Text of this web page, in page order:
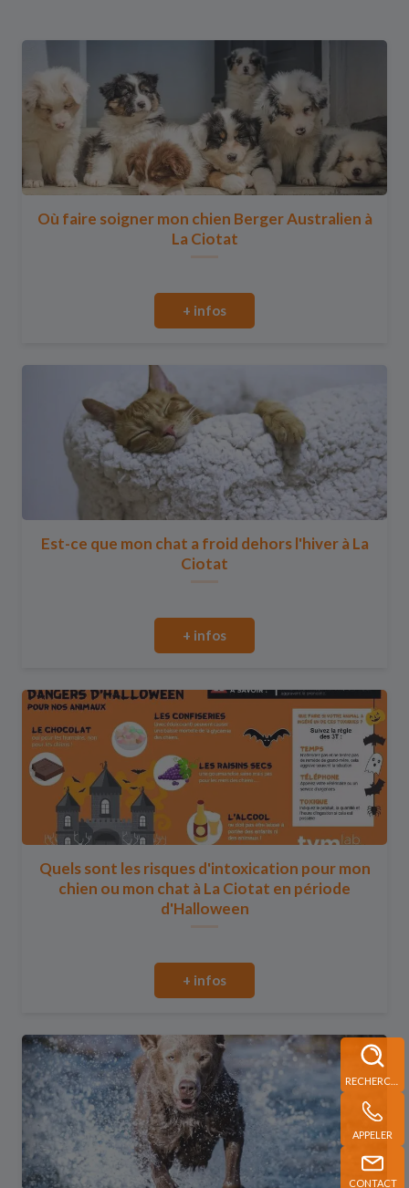
APPELER
CONTACT
Où faire soigner mon chien Berger Australien à
La Ciotat
+ infos
Est-ce que mon chat a froid dehors l'hiver à La
Ciotat
+ infos
Quels sont les risques d'intoxication pour mon
chien ou mon chat à La Ciotat en période
d'Halloween
+ infos